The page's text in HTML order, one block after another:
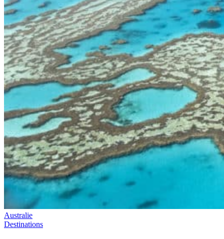
Australie
Destinations